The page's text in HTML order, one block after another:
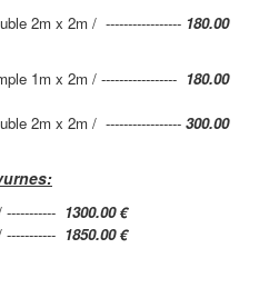
2m x 2m / ----------------- 180.00
1m x 2m / ----------------- 180.00
2m x 2m / ----------------- 300.00
----------- 1300.00 €
----------- 1850.00 €